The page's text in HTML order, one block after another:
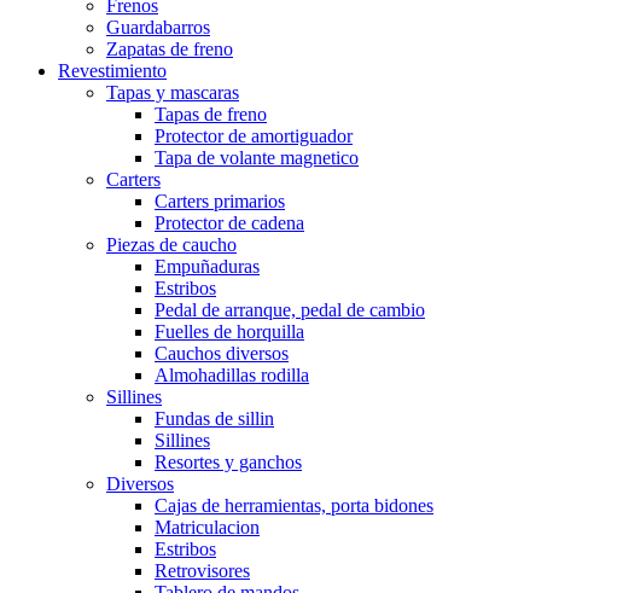
Frenos
Guardabarros
Zapatas de freno
Revestimiento
Tapas y mascaras
Tapas de freno
Protector de amortiguador
Tapa de volante magnetico
Carters
Carters primarios
Protector de cadena
Piezas de caucho
Empuñaduras
Estribos
Pedal de arranque, pedal de cambio
Fuelles de horquilla
Cauchos diversos
Almohadillas rodilla
Sillines
Fundas de sillin
Sillines
Resortes y ganchos
Diversos
Cajas de herramientas, porta bidones
Matriculacion
Estribos
Retrovisores